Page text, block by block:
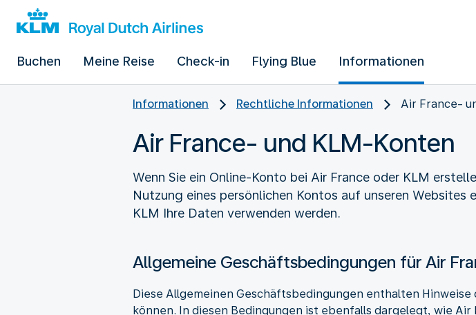
Buchen Meine Reise Check-in Flying Blue Informationen
Informationen Rechtliche Informationen Air France-
Air France- und KLM-Konten
Wenn Sie ein Online-Konto bei Air France oder KLM
Nutzung eines persönlichen Kontos auf unseren Websites
KLM Ihre Daten verwenden werden.
Allgemeine Geschäftsbedingungen für Air
Diese Allgemeinen Geschäftsbedingungen enthalten
können. In diesen Bedingungen ist ebenfalls dargelegt, wie